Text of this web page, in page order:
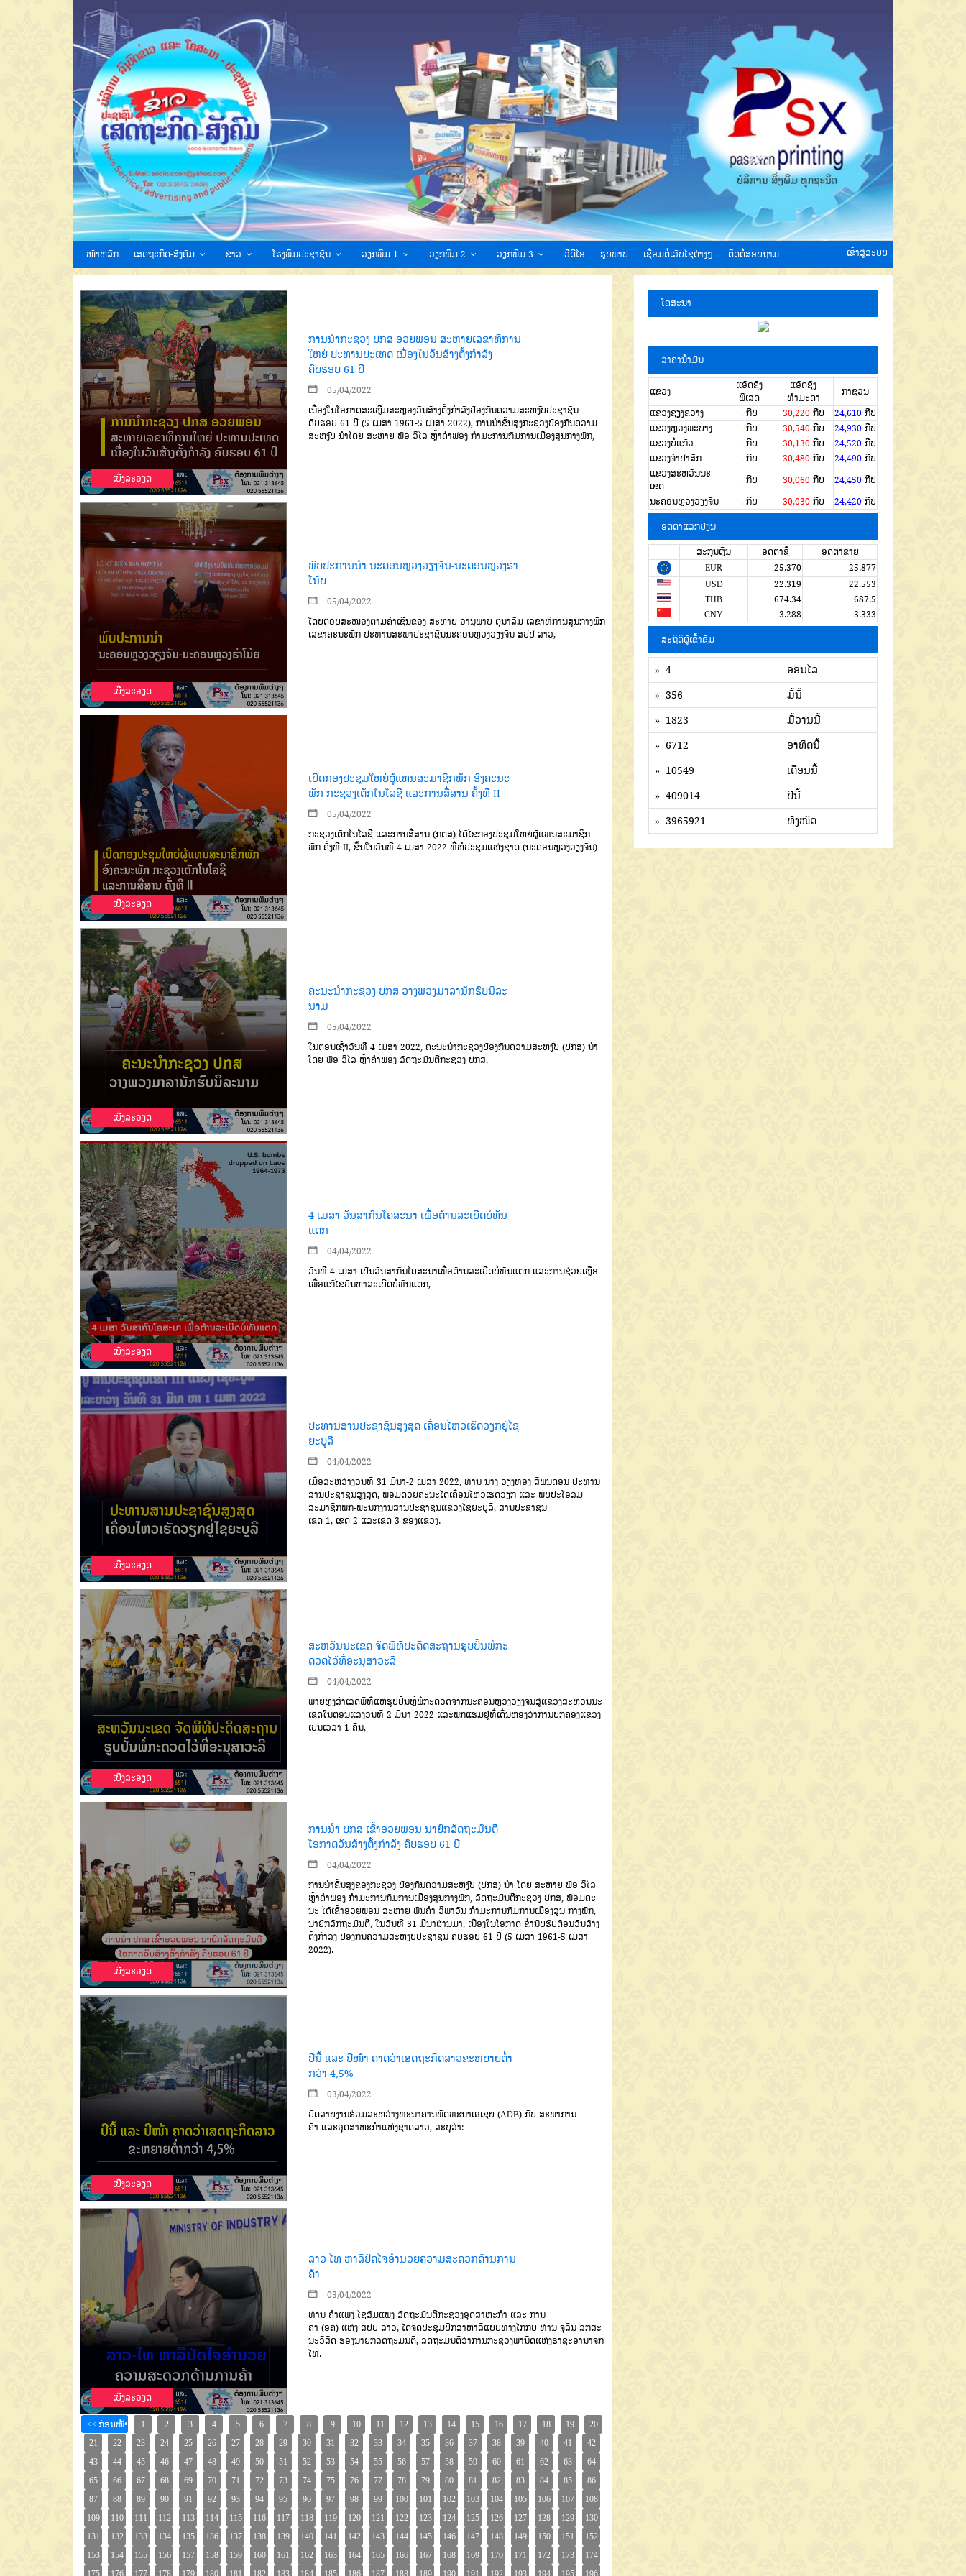
ໜ້າຫລັກ ເສດຖະກິດ-ສັງຄົມ ຂ່າວ ໂຮງພິມປະຊາຊົນ ວຽກພິມ 1 ວຽກພິມ 2 ວຽກພິມ 3 ວີດີໂອ ຮູບພາບ ເຊື່ອມຕໍ່ເວັບໄຊຕ່າງໆ ຕິດຕໍ່ສອບຖາມ ເຂົ້າສູ່ລະບົບ
ເບີ່ງລະອຽດ
ການນຳກະຊວງ ປກສ ອວຍພອນ ສະຫາຍເລຂາທິການ
ໃຫຍ່ ປະທານປະເທດ ເນື່ອງໃນວັນສ້າງຕັ້ງກໍາລັງ
ຄົບຮອບ 61 ປີ
05/04/2022
ເນື່ອງໃນໂອກາດສະເຫຼີມສະຫຼອງວັນສ້າງຕັ້ງກໍາລັງປ້ອງກັນຄວາມສະຫງົບປະຊາຊົນ
ຄົບຮອບ 61 ປີ (5 ເມສາ 1961-5 ເມສາ 2022), ການນຳຂັ້ນສູງກະຊວງປ້ອງກັນຄວາມ
ສະຫງົບ ນໍາໂດຍ ສະຫາຍ ພົອ ວິໄລ ຫຼ້າຄຳຟອງ ກຳມະການກົມການເມືອງສູນກາງພັກ,
ເບີ່ງລະອຽດ
ພົບປະການນຳ ນະຄອນຫຼວງວຽງຈັນ-ນະຄອນຫຼວງຮ່າ
ໂນ້ຍ
05/04/2022
ໂດຍຕອບສະໜອງຕາມຄໍາເຊີນຂອງ ສະຫາຍ ອານຸພາບ ຕຸນາລົມ ເລຂາທິການສູນກາງພັກ
ເລຂາຄະນະພັກ ປະທານສະພາປະຊາຊົນນະຄອນຫຼວງວຽງຈັນ ສປປ ລາວ,
ເບີ່ງລະອຽດ
ເປິດກອງປະຊຸມໃຫຍ່ຜູ້ແທນສະມາຊິກພັກ ອົງຄະນະ
ພັກ ກະຊວງເຕັກໂນໂລຊີ ແລະການສື່ສານ ຄັ້ງທີ II
05/04/2022
ກະຊວງເຕັກໂນໂລຊີ ແລະການສື່ສານ (ກຕສ) ໄດ້ໄຂກອງປະຊຸມໃຫຍ່ຜູ້ແທນສະມາຊິກ
ພັກ ຄັ້ງທີII, ຂຶ້ນໃນວັນທີ 4 ເມສາ 2022 ທີ່ຫໍປະຊຸມແຫ່ງຊາດ (ນະຄອນຫຼວງວຽງຈັນ)
ເບີ່ງລະອຽດ
ຄະນະນຳກະຊວງ ປກສ ວາງພວງມາລານັກຮົບນິລະ
ນາມ
05/04/2022
ໃນຕອນເຊົ້າວັນທີ 4 ເມສາ 2022, ຄະນະນໍາກະຊວງປ້ອງກັນຄວາມສະຫງົບ (ປກສ) ນໍາ
ໂດຍ ພົອ ວິໄລ ຫຼ້າຄໍາຟອງ ລັດຖະມົນຕີກະຊວງ ປກສ,
ເບີ່ງລະອຽດ
4 ເມສາ ວັນສາກົນໂຄສະນາ ເພື່ອຕ້ານລະເບີດບໍ່ທັນ
ແຕກ
04/04/2022
ວັນທີ 4 ເມສາ ເປັນວັນສາກົນໂຄສະນາເພື່ອຕ້ານລະເບີດບໍ່ທັນແຕກ ແລະການຊ່ວຍເຫຼືອ
ເພື່ອແກ້ໄຂບັນຫາລະເບີດບໍ່ທັນແຕກ,
ເບີ່ງລະອຽດ
ປະທານສານປະຊາຊົນສູງສຸດ ເຄື່ອນໄຫວເຮັດວຽກຢູ່ໄຊ
ຍະບູລີ
04/04/2022
ເມື່ອລະຫວ່າງວັນທີ 31 ມີນາ-2 ເມສາ 2022, ທ່ານ ນາງ ວຽງທອງ ສີພັນດອນ ປະທານ
ສານປະຊາຊົນສູງສຸດ, ພ້ອມດ້ວຍຄະນະໄດ້ເຄື່ອນໄຫວເຮັດວຽກ ແລະ ພົບປະໂອ້ລົມ
ສະມາຊິກພັກ-ພະນັກງານສານປະຊາຊົນແຂວງໄຊຍະບູລີ, ສານປະຊາຊົນ
ເຂດ1, ເຂດ2 ແລະເຂດ3 ຂອງແຂວງ.
ເບີ່ງລະອຽດ
ສະຫວັນນະເຂດ ຈັດພິທີປະດິດສະຖານຮູບປັ້ນພໍ່ກະ
ດວດໄວ້ທີ່ອະນຸສາວະລີ
04/04/2022
ພາຍຫຼັງສຳເລັດພິທີ່ແຫ່ຮູບປັ້ນຫຼໍ່ພໍ່ກະດວດຈາກນະຄອນຫຼວງວຽງຈັນສູ່ແຂວງສະຫວັນນະ
ເຂດໃນຕອນແລງວັນທີ 2 ມີນາ 2022 ແລະພັກແຮມຢູ່ທີ່ເດີ່ນຫ້ອງວ່າການປົກຄອງແຂວງ
ເປັນເວລາ 1 ຄືນ,
ເບີ່ງລະອຽດ
ການນຳ ປກສ ເຂົ້າອວຍພອນ ນາຍົກລັດຖະມົນຕີ
ໂອກາດວັນສ້າງຕັ້ງກຳລັງ ຄົບຮອບ 61 ປີ
04/04/2022
ການນຳຂັ້ນສູງຂອງກະຊວງ ປ້ອງກັນຄວາມສະຫງົບ (ປກສ) ນໍາ ໂດຍ ສະຫາຍ ພົອ ວິໄລ
ຫຼ້າຄຳຟອງ ກຳມະການກົມການເມືອງສູນກາງພັກ, ລັດຖະມົນຕີກະຊວງ ປກສ, ພ້ອມຄະ
ນະ ໄດ້ເຂົ້າອວຍພອນ ສະຫາຍ ພັນຄຳ ວິພາວັນ ກຳມະການກົມການເມືອງສູນ ກາງພັກ,
ນາຍົກລັກຖະມົນຕີ, ໃນວັນທີ 31 ມີນາຜ່ານມາ, ເນື່ອງໃນໂອກາດ ຂໍ່ານັບຮັບຕ້ອນວັນສ້າງ
ຕັ້ງກຳລັງ ປ້ອງກັນຄວາມສະຫງົບປະຊາຊົນ ຄົບຮອບ 61 ປີ (5 ເມສາ 1961-5 ເມສາ
2022).
ເບີ່ງລະອຽດ
ປີນີ້ ແລະ ປີໜ້າ ຄາດວ່າເສດຖະກິດລາວຂະຫຍາຍຕໍ່າ
ກວ່າ 4,5%
03/04/2022
ບົດລາຍງານຮ່ວມລະຫວ່າງທະນາຄານພັດທະນາເອເຊຍ(ADB) ກັບ ສະພາການ
ຄ້າ ແລະອຸດສາຫະກຳແຫ່ງຊາດລາວ, ລະບຸວ່າ:
ເບີ່ງລະອຽດ
ລາວ-ໄທ ຫາລືປັດໄຈອຳນວຍຄວາມສະດວກດ້ານການ
ຄ້າ
03/04/2022
ທ່ານ ຄໍາແພງ ໄຊສົມແພງ ລັດຖະມົນຕີກະຊວງອຸດສາຫະກຳ ແລະ ການ
ຄ້າ (ອຄ) ແຫ່ງ ສປປ ລາວ, ໄດ້ຈັດປະຊຸມປຶກສາຫາລືແບບທາງໄກກັບ ທ່ານ ຈຸລິນ ລັກສະ
ນະວິສິດ ຮອງນາຍົກລັດຖະມົນຕີ, ລັດຖະມົນຕີວ່າການກະຊວງພານິດແຫ່ງຣາຊະອານາຈັກ
ໄທ.
ໂຄສະນາ
ລາຄານໍ້າມັນ
ແຂວງ
ແອັດຊັງ
ພິເສດ
ແອັດຊັງ
ທຳມະດາ
ກາຊວນ
ແຂວງຊຽງຂວາງ
.ກີບ 30,220ກີບ 24,610 ກີບ
ແຂວງຫຼວງພະບາງ
.ກີບ 30,540ກີບ 24,930 ກີບ
ແຂວງບໍ່ແກ້ວ
.ກີບ 30,130ກີບ 24,520 ກີບ
ແຂວງຈໍາປາສັກ
.ກີບ 30,480ກີບ 24,490 ກີບ
ແຂວງສະຫວັນນະ
ເຂດ
.ກີບ 30,060ກີບ 24,450 ກີບ
ນະຄອນຫຼວງວຽງຈັນ
.ກີບ 30,030ກີບ 24,420 ກີບ
ອັດຕາແລກປ່ຽນ
ສະກຸນເງີນ ອັດຕາຊື້
ອັດຕາຂາຍ
EUR
25.370
25.877
USD
22.319
22.553
THB
674.34
687.5
CNY
3.288 3.333
ສະຖິຕິຜູ້ເຂົ້າຊົມ
» 4
ອອນໄລ
» 356
ມື້ນີ້
» 1823
ມື້ວານນີ້
» 6712
ອາທິດນີ້
» 10549
ເດືອນນີ້
» 409014
ປີນີ້
» 3965921
ທັງໜົດ